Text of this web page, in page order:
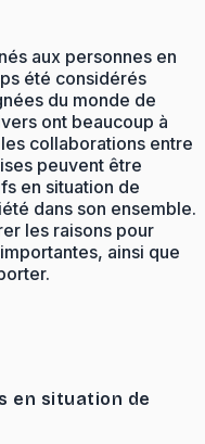
aux personnes en
été considérés
du monde de
ont beaucoup à
collaborations entre
peuvent être
en situation de
dans son ensemble.
les raisons pour
ainsi que
en situation de